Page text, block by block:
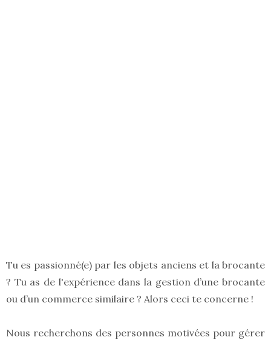
Tu es passionné(e) par les objets anciens et la brocante
? Tu as de l'expérience dans la gestion d’une brocante
ou d’un commerce similaire ? Alors ceci te concerne !
Nous recherchons des personnes motivées pour gérer